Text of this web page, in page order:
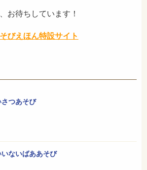
お待ちしています！
びえほん特設サイト
つあそび
ないばああそび